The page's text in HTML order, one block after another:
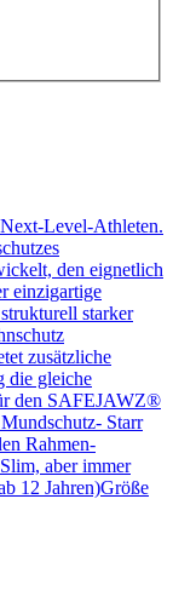
Level-Athleten.
den eignetlich
einzigartige
starker
zusätzliche
die gleiche
den SAFEJAWZ®
Starr
Rahmen-
aber immer
12 Jahren)Größe